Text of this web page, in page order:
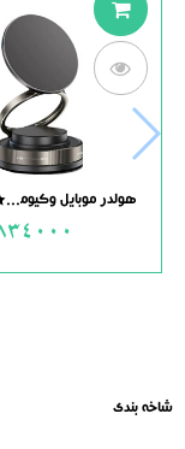
هولدر موبایل وکیومی مگنت دار
شاخه بندی